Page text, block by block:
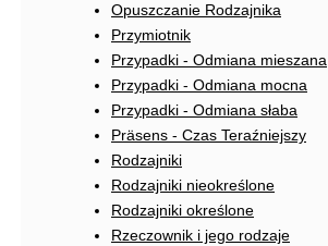
Opuszczanie Rodzajnika
Przymiotnik
Przypadki - Odmiana mieszana
Przypadki - Odmiana mocna
Przypadki - Odmiana słaba
Präsens - Czas Teraźniejszy
Rodzajniki
Rodzajniki nieokreślone
Rodzajniki określone
Rzeczownik i jego rodzaje